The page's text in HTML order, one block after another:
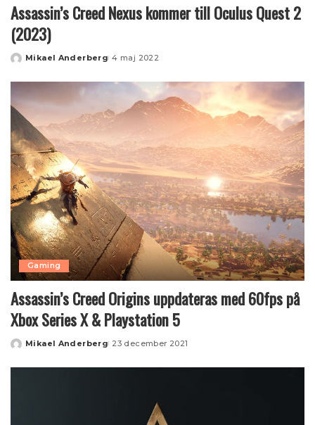
Assassin’s Creed Nexus kommer till Oculus Quest 2
(2023)
Posted
Mikael Anderberg 4 maj 2022
Gaming
Assassin’s Creed Origins uppdateras med 60fps på
Xbox Series X & Playstation 5
Posted
Mikael Anderberg 23 december 2021